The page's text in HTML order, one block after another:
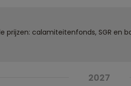
prijzen: calamiteitenfonds, SGR en
2027